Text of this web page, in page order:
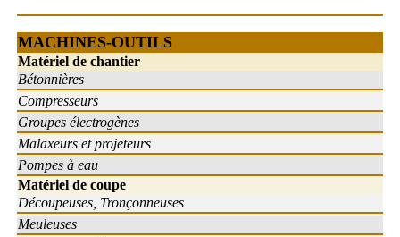
MACHINES-OUTILS
Matériel de chantier
Bétonnières
Compresseurs
Groupes électrogènes
Malaxeurs et projeteurs
Pompes à eau
Matériel de coupe
Découpeuses, Tronçonneuses
Meuleuses